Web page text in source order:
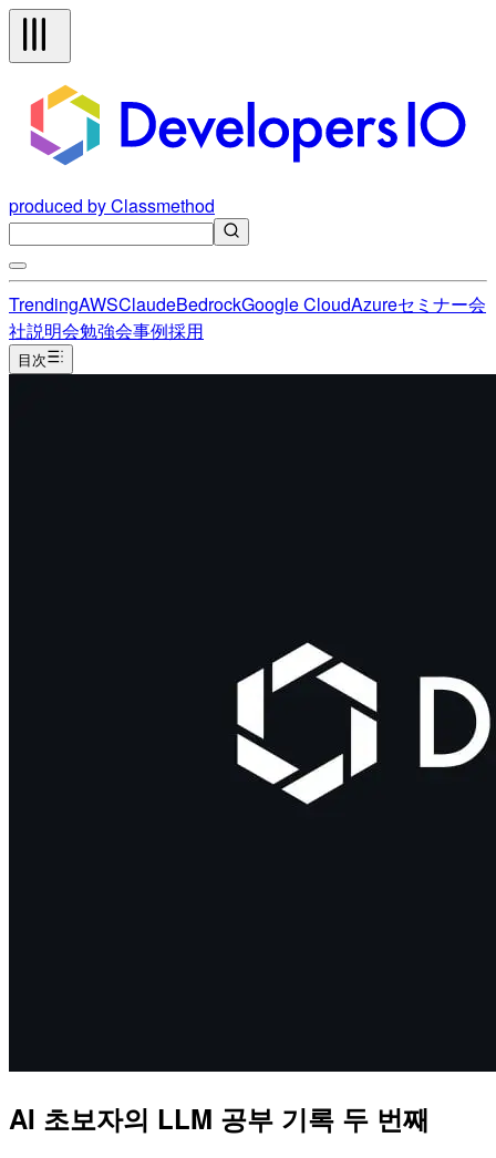
produced by Classmethod
TrendingAWSClaudeBedrockGoogle CloudAzureセミナー会
社説明会勉強会事例採用
目次
AI 초보자의 LLM 공부 기록 두 번째